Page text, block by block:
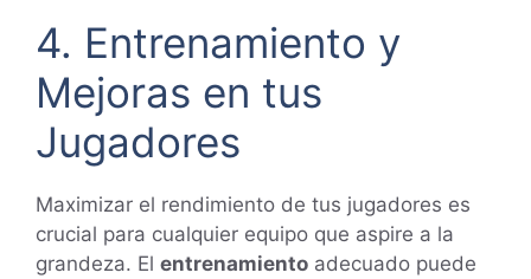
4. Entrenamiento y
Mejoras en tus
Jugadores
Maximizar el rendimiento de tus jugadores es
crucial para cualquier equipo que aspire a la
grandeza. El entrenamiento adecuado puede